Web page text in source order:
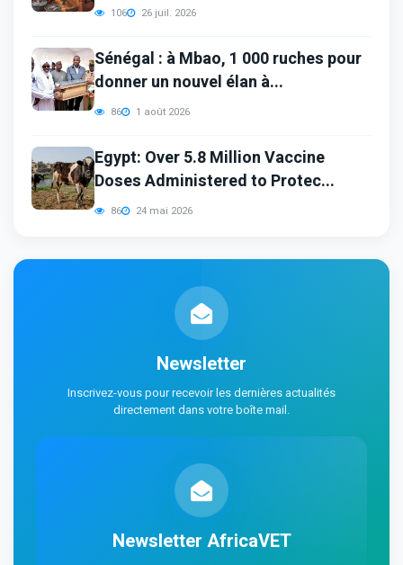
106 26 juil. 2026
Sénégal : à Mbao, 1 000 ruches pour
donner un nouvel élan à...
86 1 août 2026
Egypt: Over 5.8 Million Vaccine
Doses Administered to Protec...
86 24 mai 2026
Newsletter
Inscrivez-vous pour recevoir les dernières actualités
directement dans votre boîte mail.
Newsletter AfricaVET